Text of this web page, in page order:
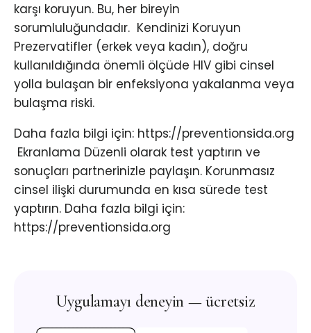
karşı koruyun. Bu, her bireyin
sorumluluğundadır. ​ Kendinizi Koruyun
Prezervatifler (erkek veya kadın), doğru
kullanıldığında önemli ölçüde HIV gibi cinsel
yolla bulaşan bir enfeksiyona yakalanma veya
bulaşma riski.
Daha fazla bilgi için: https://preventionsida.org
​ Ekranlama Düzenli olarak test yaptırın ve
sonuçları partnerinizle paylaşın. Korunmasız
cinsel ilişki durumunda en kısa sürede test
yaptırın. Daha fazla bilgi için:
https://preventionsida.org ​
Uygulamayı deneyin — ücretsiz